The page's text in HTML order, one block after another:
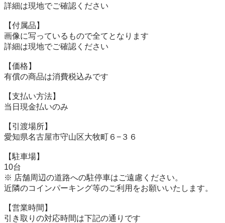
詳細は現地でご確認ください
【付属品】
画像に写っているもので全てとなります
詳細は現地でご確認ください
【価格】
有償の商品は消費税込みです
【⽀払い⽅法】
当⽇現⾦払いのみ
【引渡場所】
愛知県名古屋市守山区大牧町６−３６
【駐⾞場】
10台
※ 店舗周辺の道路への駐停車はご遠慮ください。
近隣のコインパーキング等のご利用をお願いいたします。
【営業時間】
引き取りの対応時間は下記の通りです